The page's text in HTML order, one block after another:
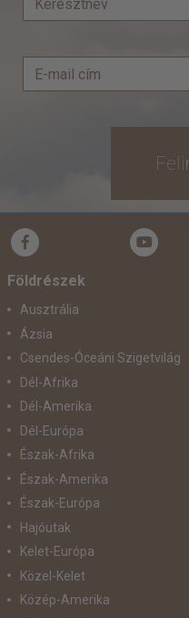
Földrészek
Ausztrália
Ázsia
Csendes-Óceáni Szigetvilág
Dél-Afrika
Dél-Amerika
Dél-Európa
Észak-Afrika
Észak-Amerika
Észak-Európa
Hajóutak
Kelet-Európa
Közel-Kelet
Közép-Amerika